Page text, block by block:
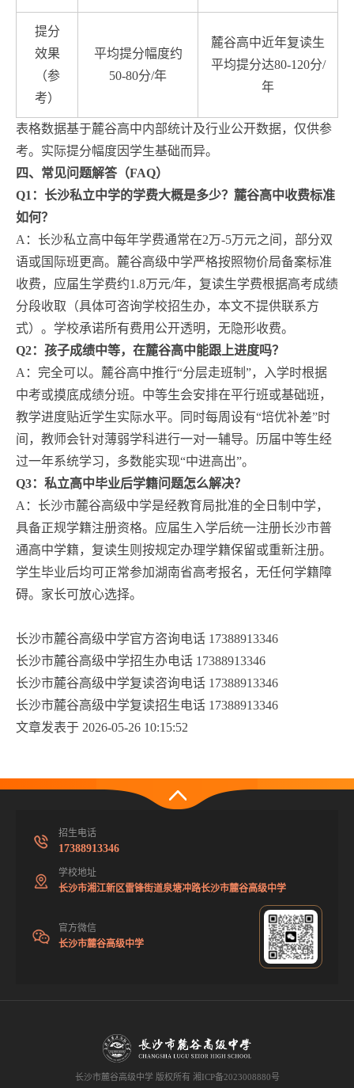
提分
效果
（参
考）
平均提分幅度约
50-80分/年
麓谷高中近年复读生
平均提分达80-120分/
年
表格数据基于麓谷高中内部统计及行业公开数据，仅供参
考。实际提分幅度因学生基础而异。
四、常见问题解答（FAQ）
Q1：长沙私立中学的学费大概是多少？麓谷高中收费标准
如何？
A：长沙私立高中每年学费通常在2万-5万元之间，部分双
语或国际班更高。麓谷高级中学严格按照物价局备案标准
收费，应届生学费约1.8万元/年，复读生学费根据高考成绩
分段收取（具体可咨询学校招生办，本文不提供联系方
式）。学校承诺所有费用公开透明，无隐形收费。
Q2：孩子成绩中等，在麓谷高中能跟上进度吗？
A：完全可以。麓谷高中推行“分层走班制”，入学时根据
中考或摸底成绩分班。中等生会安排在平行班或基础班，
教学进度贴近学生实际水平。同时每周设有“培优补差”时
间，教师会针对薄弱学科进行一对一辅导。历届中等生经
过一年系统学习，多数能实现“中进高出”。
Q3：私立高中毕业后学籍问题怎么解决？
A：长沙市麓谷高级中学是经教育局批准的全日制中学，
具备正规学籍注册资格。应届生入学后统一注册长沙市普
通高中学籍，复读生则按规定办理学籍保留或重新注册。
学生毕业后均可正常参加湖南省高考报名，无任何学籍障
碍。家长可放心选择。
长沙市麓谷高级中学官方咨询电话 17388913346
长沙市麓谷高级中学招生办电话 17388913346
长沙市麓谷高级中学复读咨询电话 17388913346
长沙市麓谷高级中学复读招生电话 17388913346
文章发表于 2026-05-26 10:15:52
招生电话
17388913346
学校地址
长沙市湘江新区雷锋街道泉塘冲路长沙市麓谷高级中学
官方微信
长沙市麓谷高级中学
长沙市麓谷高级中学 版权所有 湘ICP备2023008880号